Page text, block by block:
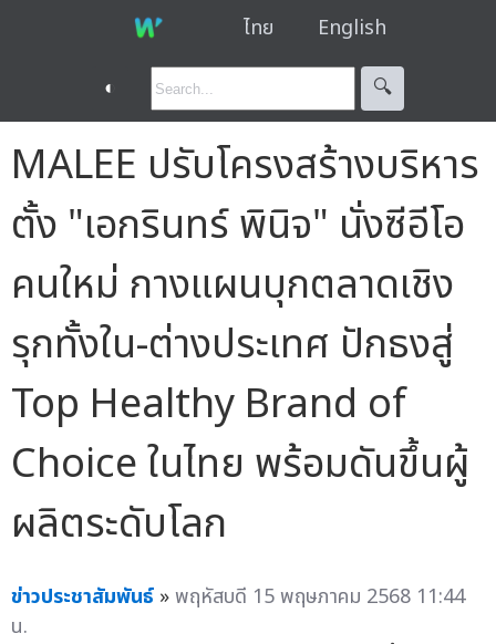
ไทย English
◐ 🔍︎
MALEE ปรับโครงสร้างบริหาร
ตั้ง "เอกรินทร์ พินิจ" นั่งซีอีโอ
คนใหม่ กางแผนบุกตลาดเชิง
รุกทั้งใน-ต่างประเทศ ปักธงสู่
Top Healthy Brand of
Choice ในไทย พร้อมดันขึ้นผู้
ผลิตระดับโลก
ข่าวประชาสัมพันธ์ »พฤหัสบดี 15 พฤษภาคม 2568 11:44
น.